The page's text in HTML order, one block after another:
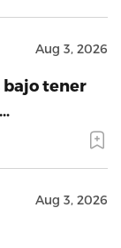
Aug 3, 2026
bajo tener
Aug 3, 2026